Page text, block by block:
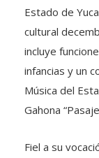
Estado de
cultural
incluye
infancias y un
Música del
Gahona
Fiel a su